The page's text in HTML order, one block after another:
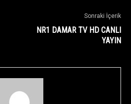
Sonraki İçerik
NR1 DAMAR TV HD CANLI
YAYIN